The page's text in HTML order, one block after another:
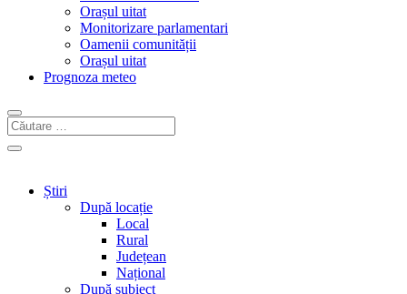
Orașul uitat
Monitorizare parlamentari
Oamenii comunității
Orașul uitat
Prognoza meteo
Știri
După locație
Local
Rural
Județean
Național
După subiect